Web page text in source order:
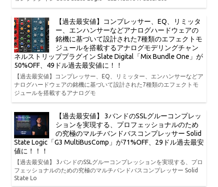
【過去最安値】コンプレッサー、EQ、リミッタ
ー、エンハンサーなどアナログハードウェアの
銘機に基づいて設計された7種類のエフェクトモ
ジュールを搭載するアナログモデリングチャン
ネルストリッププラグイン Slate Digital「Mix Bundle One」が
50%OFF、49ドル過去最安値に！！
【過去最安値】コンプレッサー、EQ、リミッター、エンハンサーなどア
ナログハードウェアの銘機に基づいて設計された7種類のエフェクトモ
ジュールを搭載するアナログモ
【過去最安値】 3バンドのSSLグルーコンプレッ
ションを実現する、プロフェッショナルのため
の究極のマルチバンドバスコンプレッサー Solid
State Logic「G3 MultiBusComp」が71%OFF、29ドル過去最安
値に！！！
【過去最安値】 3バンドのSSLグルーコンプレッションを実現する、プロ
フェッショナルのための究極のマルチバンドバスコンプレッサー Solid
State Lo